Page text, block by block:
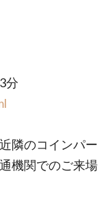
分
隣のコインパー
機関でのご来場